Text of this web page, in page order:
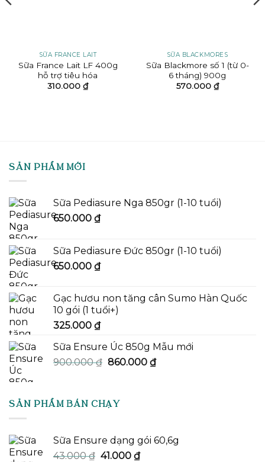
SỮA FRANCE LAIT
Sữa France Lait LF 400g
hỗ trợ tiêu hóa
310.000 ₫
SỮA BLACKMORES
Sữa Blackmore số 1 (từ 0-
6 tháng) 900g
570.000 ₫
SẢN PHẨM MỚI
Sữa Pediasure Nga 850gr (1-10 tuổi)
650.000 ₫
Sữa Pediasure Đức 850gr (1-10 tuổi)
650.000 ₫
Gạc hươu non tăng cân Sumo Hàn Quốc
10 gói (1 tuổi+)
325.000 ₫
Sữa Ensure Úc 850g Mẫu mới
900.000₫ Giá
900.000 ₫.
860.000 ₫Giá
SẢN PHẨM BÁN CHẠY
Sữa Ensure dạng gói 60,6g
43.000₫ Giá
41.000 ₫Giá